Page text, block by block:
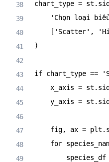
chart_type = st .
'Chọn loại
[ 'Scatter' ,
)
if chart_type ==
    x_axis
= st .
    y_axis
= st .
    fig
, ax = plt .
for
        species_df